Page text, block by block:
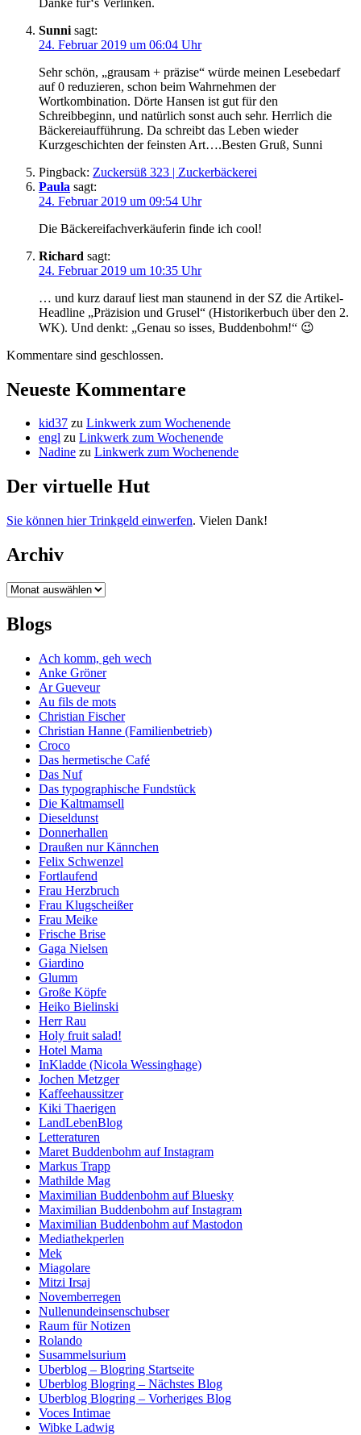
Sunni sagt:
24. Februar 2019 um 06:04 Uhr
Sehr schön, „grausam + präzise“ würde meinen Lesebedarf
auf 0 reduzieren, schon beim Wahrnehmen der
Wortkombination. Dörte Hansen ist gut für den
Schreibbeginn, und natürlich sonst auch sehr. Herrlich die
Bäckereiaufführung. Da schreibt das Leben wieder
Kurzgeschichten der feinsten Art….Besten Gruß, Sunni
Pingback: Zuckersüß 323 | Zuckerbäckerei
Paula sagt:
24. Februar 2019 um 09:54 Uhr
Die Bäckereifachverkäuferin finde ich cool!
Richard sagt:
24. Februar 2019 um 10:35 Uhr
… und kurz darauf liest man staunend in der SZ die Artikel-
Headline „Präzision und Grusel“ (Historikerbuch über den 2.
WK). Und denkt: „Genau so isses, Buddenbohm!“ 😉
Kommentare sind geschlossen.
Neueste Kommentare
kid37 zu Linkwerk zum Wochenende
engl zu Linkwerk zum Wochenende
Nadine zu Linkwerk zum Wochenende
Der virtuelle Hut
Sie können hier Trinkgeld einwerfen. Vielen Dank!
Archiv
Archiv
Blogs
Ach komm, geh wech
Anke Gröner
Ar Gueveur
Au fils de mots
Christian Fischer
Christian Hanne (Familienbetrieb)
Croco
Das hermetische Café
Das Nuf
Das typographische Fundstück
Die Kaltmamsell
Dieseldunst
Donnerhallen
Draußen nur Kännchen
Felix Schwenzel
Fortlaufend
Frau Herzbruch
Frau Klugscheißer
Frau Meike
Frische Brise
Gaga Nielsen
Giardino
Glumm
Große Köpfe
Heiko Bielinski
Herr Rau
Holy fruit salad!
Hotel Mama
InKladde (Nicola Wessinghage)
Jochen Metzger
Kaffeehaussitzer
Kiki Thaerigen
LandLebenBlog
Letteraturen
Maret Buddenbohm auf Instagram
Markus Trapp
Mathilde Mag
Maximilian Buddenbohm auf Bluesky
Maximilian Buddenbohm auf Instagram
Maximilian Buddenbohm auf Mastodon
Mediathekperlen
Mek
Miagolare
Mitzi Irsaj
Novemberregen
Nullenundeinsenschubser
Raum für Notizen
Rolando
Susammelsurium
Uberblog – Blogring Startseite
Uberblog Blogring – Nächstes Blog
Uberblog Blogring – Vorheriges Blog
Voces Intimae
Wibke Ladwig